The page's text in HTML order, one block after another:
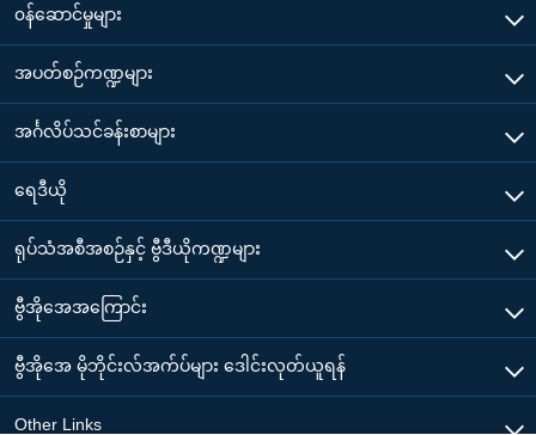
၀န်ဆောင်မှုများ
အပတ်စဉ်ကဏ္ဍများ
အင်္ဂလိပ်သင်ခန်းစာများ
ရေဒီယို
ရုပ်သံအစီအစဉ်နှင့် ဗွီဒီယိုကဏ္ဍများ
ဗွီအိုအေအကြောင်း
ဗွီအိုအေ မိုဘိုင်းလ်အက်ပ်များ ဒေါင်းလုတ်ယူရန်
Other Links